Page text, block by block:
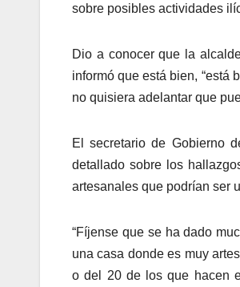
sobre posibles actividades
Dio a conocer que la
informó que está bien, “está
no quisiera adelantar que
El secretario de Gobierno
detallado sobre los
artesanales que podrían ser
“Fíjense que se ha dado
una casa donde es muy
o del 20 de los que hacen